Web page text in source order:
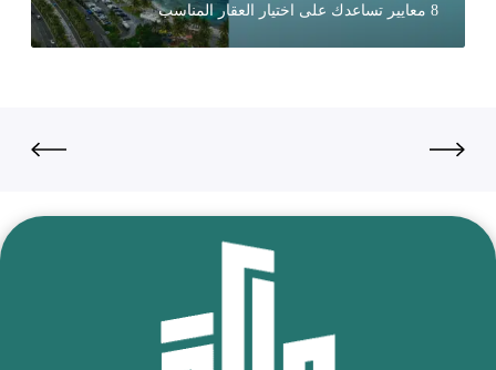
8 معايير تساعدك على اختيار العقار المناسب